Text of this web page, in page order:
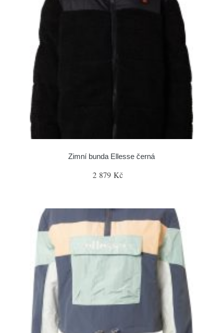
Zimní bunda Ellesse černá
2 879 Kč